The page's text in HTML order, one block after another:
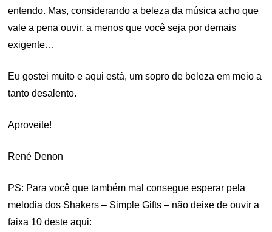
entendo. Mas, considerando a beleza da música acho que
vale a pena ouvir, a menos que você seja por demais
exigente…
Eu gostei muito e aqui está, um sopro de beleza em meio a
tanto desalento.
Aproveite!
René Denon
PS: Para você que também mal consegue esperar pela
melodia dos Shakers – Simple Gifts – não deixe de ouvir a
faixa 10 deste aqui: